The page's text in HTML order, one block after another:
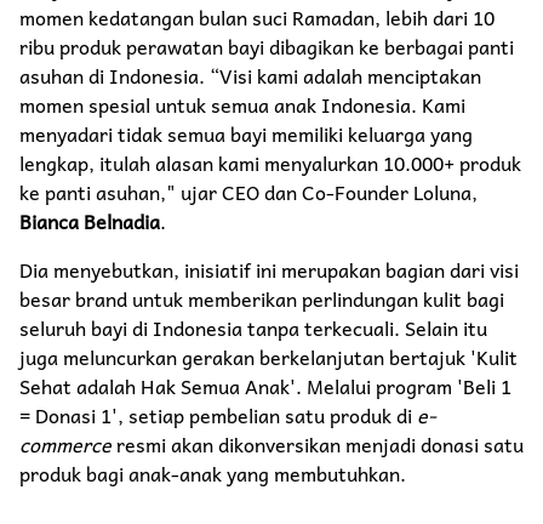
momen kedatangan bulan suci Ramadan, lebih dari 10
ribu produk perawatan bayi dibagikan ke berbagai panti
asuhan di Indonesia. “Visi kami adalah menciptakan
momen spesial untuk semua anak Indonesia. Kami
menyadari tidak semua bayi memiliki keluarga yang
lengkap, itulah alasan kami menyalurkan 10.000+ produk
ke panti asuhan," ujar CEO dan Co-Founder Loluna,
Bianca Belnadia.
Dia menyebutkan, inisiatif ini merupakan bagian dari visi
besar brand untuk memberikan perlindungan kulit bagi
seluruh bayi di Indonesia tanpa terkecuali. Selain itu
juga meluncurkan gerakan berkelanjutan bertajuk 'Kulit
Sehat adalah Hak Semua Anak'. Melalui program 'Beli 1
= Donasi 1', setiap pembelian satu produk di e-
commerceresmi akan dikonversikan menjadi donasi satu
produk bagi anak-anak yang membutuhkan.